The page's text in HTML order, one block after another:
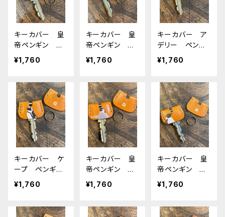
キーカバー 皇
帝ペンギン ヒ
ナ エンペラ
ー ヒナペン
n ブラウン 栃
木レザー
¥1,760
キーカバー 皇
帝ペンギン ヒ
ナ エンペラ
ー ヒナペン
Brown レッド
ブラウン 栃木
レザー
¥1,760
キーカバー ア
デリー ペンギ
ン CAMEL キ
ャメル 栃木レ
¥1,760
キーカバー ケ
ープ ペンギ
ン CAMEL キ
ャメル 栃木レ
¥1,760
キーカバー 皇
帝ペンギン ヒ
ナ エンペラ
ー ヒナペン
EL キャメル
¥1,760
キーカバー 皇
帝ペンギン エ
ンペラー ペン
ギン CAMEL
レザー
¥1,760